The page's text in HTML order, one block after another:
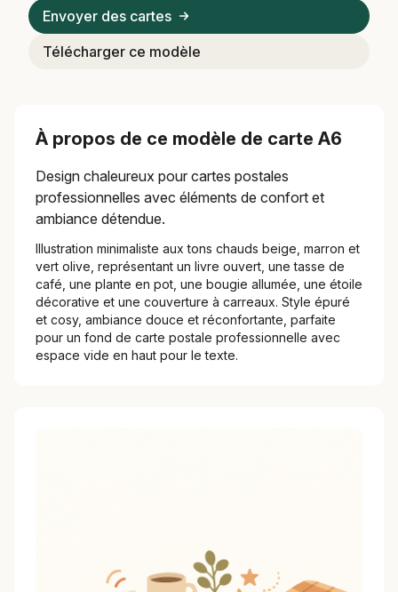
Envoyer des cartes
Télécharger ce modèle
À propos de ce modèle de carte A6
Design chaleureux pour cartes postales
professionnelles avec éléments de confort et
ambiance détendue.
Illustration minimaliste aux tons chauds beige, marron et
vert olive, représentant un livre ouvert, une tasse de
café, une plante en pot, une bougie allumée, une étoile
décorative et une couverture à carreaux. Style épuré
et cosy, ambiance douce et réconfortante, parfaite
pour un fond de carte postale professionnelle avec
espace vide en haut pour le texte.